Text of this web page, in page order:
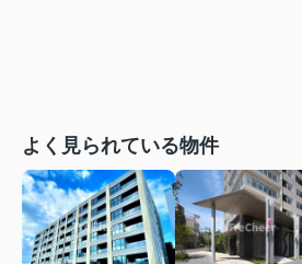
よく見られている物件